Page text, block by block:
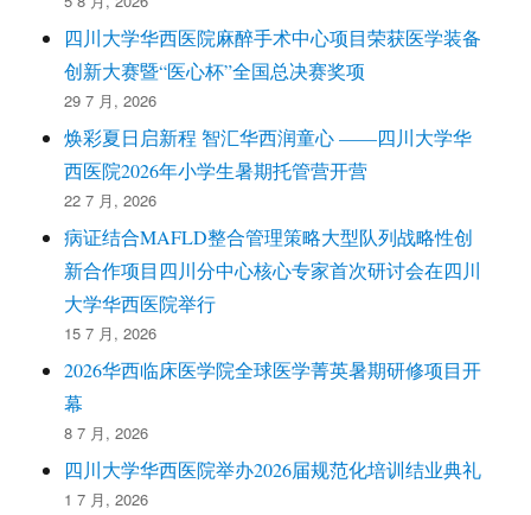
四川大学华西医院麻醉手术中心项目荣获医学装备
创新大赛暨“医心杯”全国总决赛奖项
29 7 月, 2026
焕彩夏日启新程 智汇华西润童心 ——四川大学华
西医院2026年小学生暑期托管营开营
22 7 月, 2026
病证结合MAFLD整合管理策略大型队列战略性创
新合作项目四川分中心核心专家首次研讨会在四川
大学华西医院举行
15 7 月, 2026
2026华西临床医学院全球医学菁英暑期研修项目开
幕
8 7 月, 2026
四川大学华西医院举办2026届规范化培训结业典礼
1 7 月, 2026